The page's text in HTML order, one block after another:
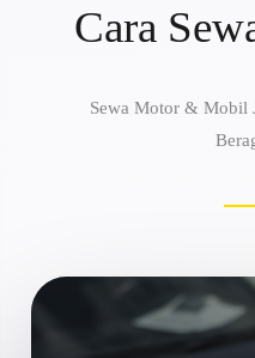
Cara
Sewa Motor & Mobil